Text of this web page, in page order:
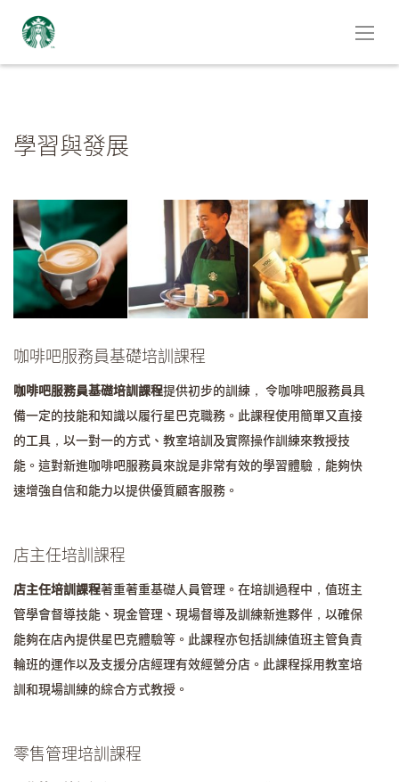
學習與發展
咖啡吧服務員基礎培訓課程
咖啡吧服務員基礎培訓課程提供初步的訓練， 令咖啡吧服務員具
備一定的技能和知識以履行星巴克職務。此課程使用簡單又直接
的工具，以一對一的方式、教室培訓及實際操作訓練來教授技
能。這對新進咖啡吧服務員來說是非常有效的學習體驗，能夠快
速增強自信和能力以提供優質顧客服務。
店主任培訓課程
店主任培訓課程著重著重基礎人員管理。在培訓過程中，值班主
管學會督導技能、現金管理、現場督導及訓練新進夥伴，以確保
能夠在店內提供星巴克體驗等。此課程亦包括訓練值班主管負責
輪班的運作以及支援分店經理有效經營分店。此課程採用教室培
訓和現場訓練的綜合方式教授。
零售管理培訓課程